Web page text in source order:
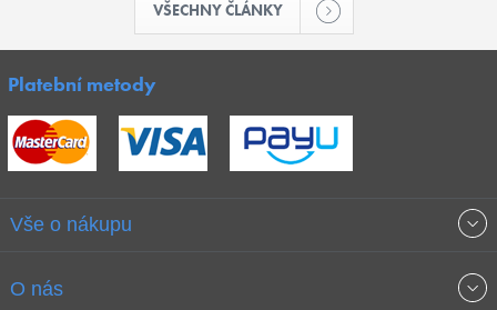
VŠECHNY ČLÁNKY
Platební metody
Vše o nákupu
Obchodní podmínky
O nás